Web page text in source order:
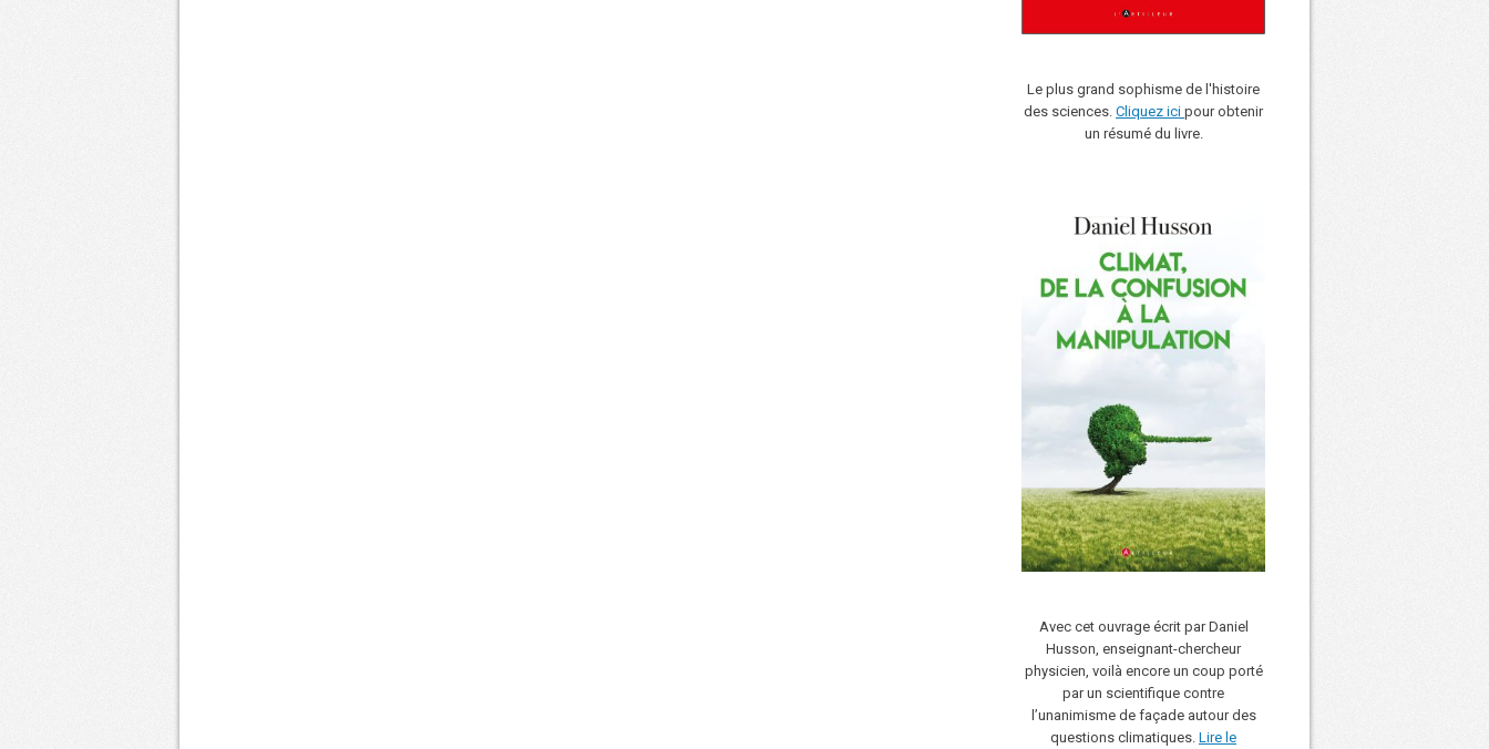
Le plus grand sophisme de l'histoire
des sciences. Cliquez ici pour obtenir
un résumé du livre.
Avec cet ouvrage écrit par Daniel
Husson, enseignant-chercheur
physicien, voilà encore un coup porté
par un scientifique contre
l’unanimisme de façade autour des
questions climatiques. Lire le